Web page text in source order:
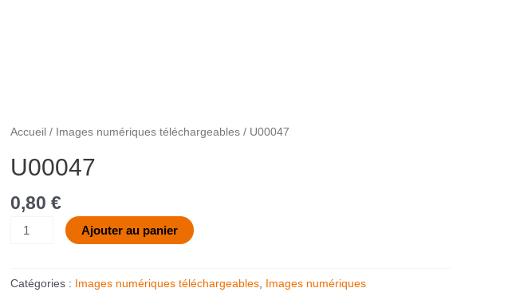
Accueil / Images numériques téléchargeables / U00047
U00047
0,80 €
quantité
U00047
Ajouter au panier
Catégories : Images numériques téléchargeables,
Images numériques